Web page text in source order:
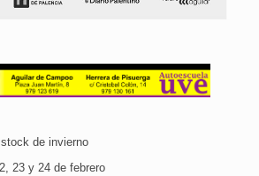
de invierno
23 y 24 de febrero